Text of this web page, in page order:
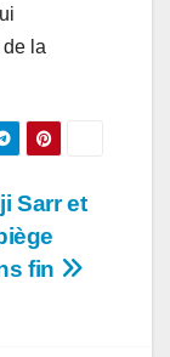
la
Sarr et
fin